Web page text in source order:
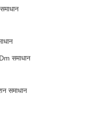
समाधान
समाधान